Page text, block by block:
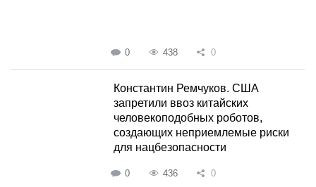
0 438 0
Константин Ремчуков. США
запретили ввоз китайских
человекоподобных роботов,
создающих неприемлемые риски
для нацбезопасности
0 436 0